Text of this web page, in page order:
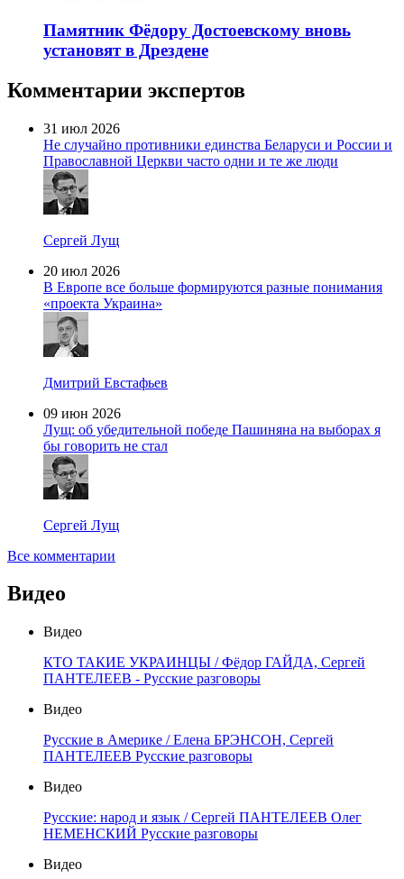
Памятник Фёдору Достоевскому вновь
установят в Дрездене
Комментарии экспертов
31 июл 2026
Не случайно противники единства Беларуси и России и
Православной Церкви часто одни и те же люди
Сергей Лущ
20 июл 2026
В Европе все больше формируются разные понимания
«проекта Украина»
Дмитрий Евстафьев
09 июн 2026
Лущ: об убедительной победе Пашиняна на выборах я
бы говорить не стал
Сергей Лущ
Все комментарии
Видео
Видео
КТО ТАКИЕ УКРАИНЦЫ / Фёдор ГАЙДА, Сергей
ПАНТЕЛЕЕВ - Русские разговоры
Видео
Русские в Америке / Елена БРЭНСОН, Сергей
ПАНТЕЛЕЕВ Русские разговоры
Видео
Русские: народ и язык / Сергей ПАНТЕЛЕЕВ Олег
НЕМЕНСКИЙ Русские разговоры
Видео